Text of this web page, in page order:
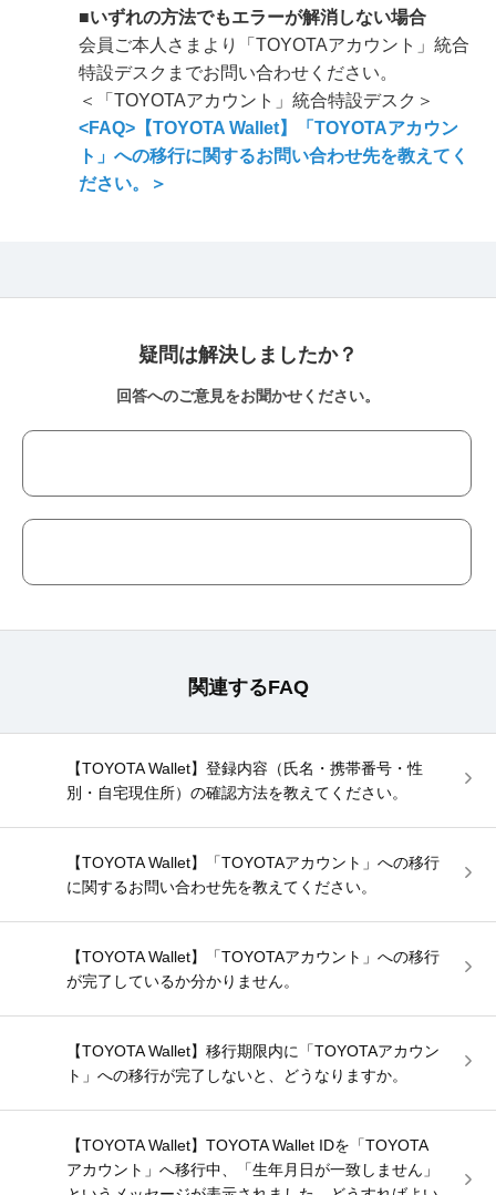
■いずれの方法でもエラーが解消しない場合
会員ご本人さまより「TOYOTAアカウント」統合
特設デスクまでお問い合わせください。
＜「TOYOTAアカウント」統合特設デスク＞
<FAQ>【TOYOTA Wallet】「TOYOTAアカウン
ト」への移行に関するお問い合わせ先を教えてく
ださい。＞
疑問は解決しましたか？
回答へのご意見をお聞かせください。
関連するFAQ
【TOYOTA Wallet】登録内容（氏名・携帯番号・性
別・自宅現住所）の確認方法を教えてください。
【TOYOTA Wallet】「TOYOTAアカウント」への移行
に関するお問い合わせ先を教えてください。
【TOYOTA Wallet】「TOYOTAアカウント」への移行
が完了しているか分かりません。
【TOYOTA Wallet】移行期限内に「TOYOTAアカウン
ト」への移行が完了しないと、どうなりますか。
【TOYOTA Wallet】TOYOTA Wallet IDを「TOYOTA
アカウント」へ移行中、「生年月日が一致しません」